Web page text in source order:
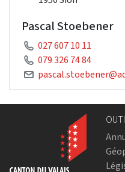
Pascal Stoebener
027 607 10 11
079 326 74 84